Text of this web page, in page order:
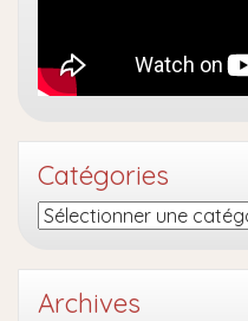
Catégories
Catégories
Archives